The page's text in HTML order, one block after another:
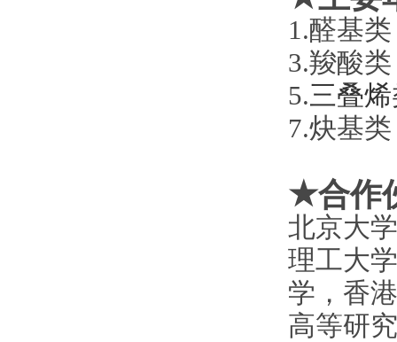
1.
3.
5.三叠
7.炔
★合作
北京大
理工大
学，香
高等研